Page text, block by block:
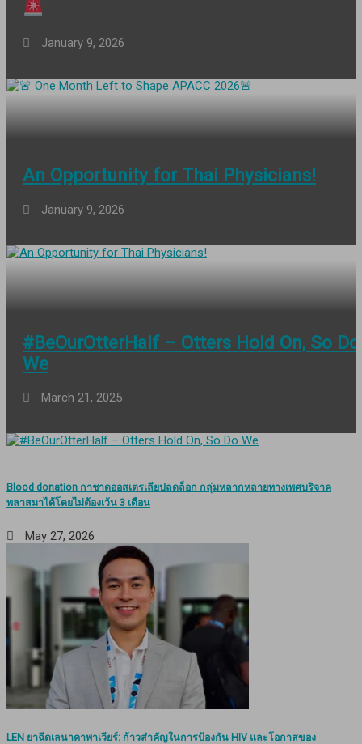
January 9, 2026
An Opportunity for Thai Physicians!
January 9, 2026
#BeOurOtterHalf – Otters Hold On, So Do
We
March 21, 2025
Blood donation กาชาดออสเตรเลียปลดล็อก กลุ่มหลากหลายทางเพศบริจาค
พลาสมาได้โดยไม่ต้องเว้น 3 เดือน
May 27, 2026
LEN ยาฉีดเลนาคาพาเวียร์: ก้าวสำคัญในการป้องกัน HIV และโอกาสของ